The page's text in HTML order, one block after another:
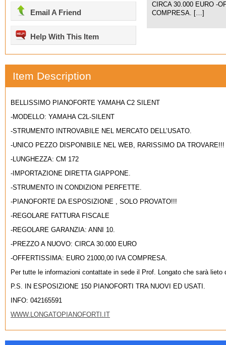
Email A Friend
Help With This Item
CIRCA 30.000 EURO -
COMPRESA. […]
Item Description
BELLISSIMO PIANOFORTE YAMAHA C2 SILENT
-MODELLO: YAMAHA C2L-SILENT
-STRUMENTO INTROVABILE NEL MERCATO DELL’USATO.
-UNICO PEZZO DISPONIBILE NEL WEB, RARISSIMO DA TROVARE!!!
-LUNGHEZZA: CM 172
-IMPORTAZIONE DIRETTA GIAPPONE.
-STRUMENTO IN CONDIZIONI PERFETTE.
-PIANOFORTE DA ESPOSIZIONE , SOLO PROVATO!!!
-REGOLARE FATTURA FISCALE
-REGOLARE GARANZIA: ANNI 10.
-PREZZO A NUOVO: CIRCA 30.000 EURO
-OFFERTISSIMA: EURO 21000,00 IVA COMPRESA.
Per tutte le informazioni contattate in sede il Prof. Longato che sarà
P.S. IN ESPOSIZIONE 150 PIANOFORTI TRA NUOVI ED USATI.
INFO: 042165591
WWW.LONGATOPIANOFORTI.IT